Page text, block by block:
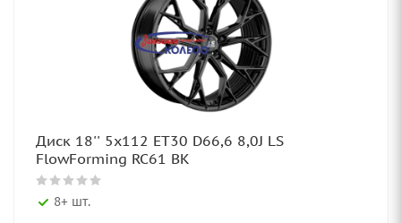
Диск 18'' 5x112 ET30 D66,6 8,0J LS
FlowForming RC61 BK
8+ шт.